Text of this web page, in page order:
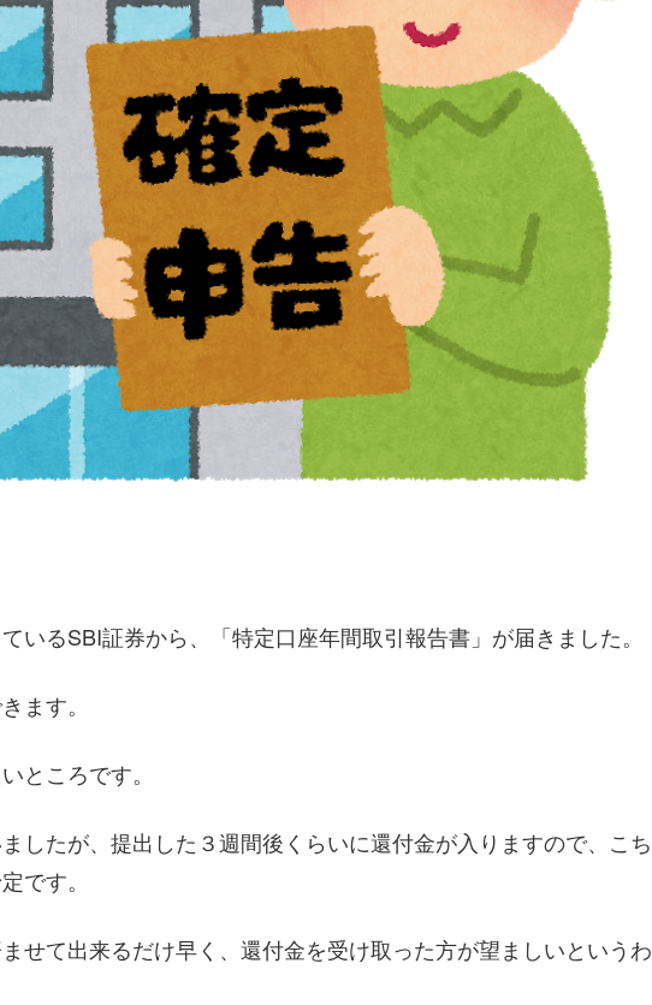
いるSBI証券から、「特定口座年間取引報告書」が届きました。
ます。
ところです。
したが、提出した３週間後くらいに還付金が入りますので、こち
です。
せて出来るだけ早く、還付金を受け取った方が望ましいというわ